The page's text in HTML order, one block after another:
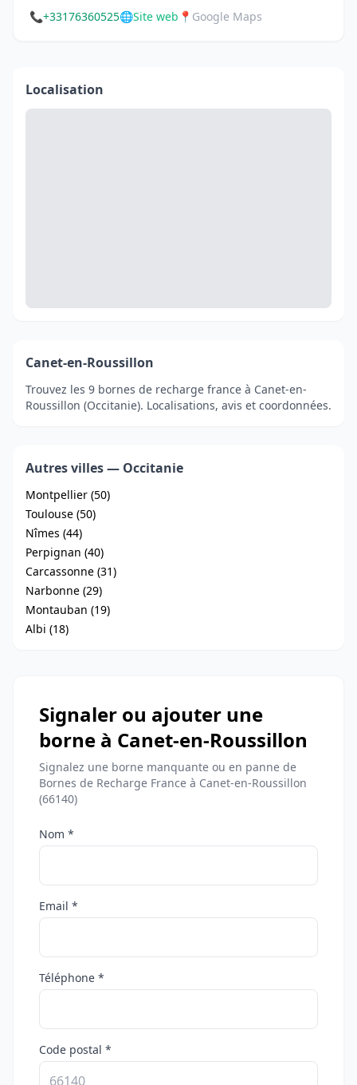
📞+33176360525🌐Site web 📍 Google Maps
Localisation
Canet-en-Roussillon
Trouvez les 9 bornes de recharge france à Canet-en-
Roussillon (Occitanie). Localisations, avis et coordonnées.
Autres villes — Occitanie
Montpellier (50)
Toulouse (50)
Nîmes (44)
Perpignan (40)
Carcassonne (31)
Narbonne (29)
Montauban (19)
Albi (18)
Signaler ou ajouter une
borne à Canet-en-Roussillon
Signalez une borne manquante ou en panne de
Bornes de Recharge France à Canet-en-Roussillon
(66140)
Nom *
Email *
Téléphone *
Code postal *